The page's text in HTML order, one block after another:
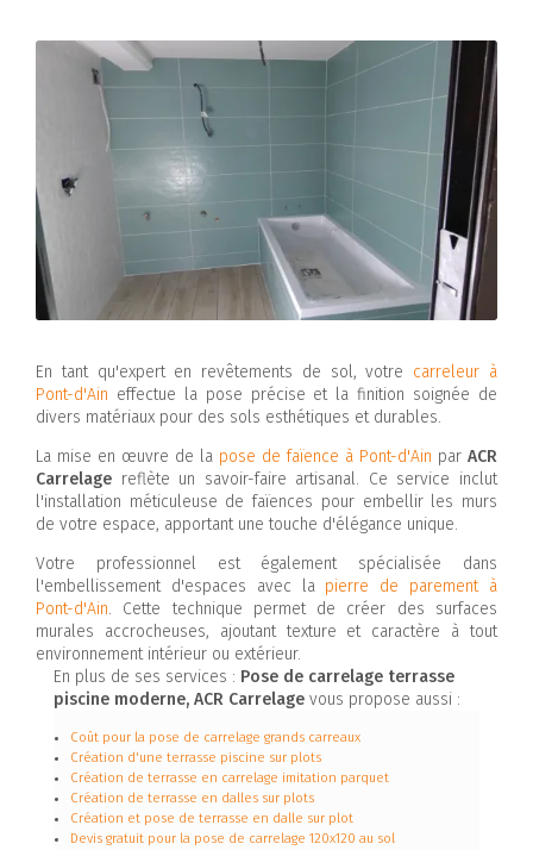
En tant qu'expert en revêtements de sol, votre carreleur à
Pont-d'Ain effectue la pose précise et la finition soignée de
divers matériaux pour des sols esthétiques et durables.
La mise en œuvre de la pose de faïence à Pont-d'Ain par ACR
Carrelage reflète un savoir-faire artisanal. Ce service inclut
l'installation méticuleuse de faïences pour embellir les murs
de votre espace, apportant une touche d'élégance unique.
Votre professionnel est également spécialisée dans
l'embellissement d'espaces avec la pierre de parement à
Pont-d'Ain. Cette technique permet de créer des surfaces
murales accrocheuses, ajoutant texture et caractère à tout
environnement intérieur ou extérieur.
En plus de ses services : Pose de carrelage terrasse
piscine moderne, ACR Carrelage vous propose aussi :
Coût pour la pose de carrelage grands carreaux
Création d'une terrasse piscine sur plots
Création de terrasse en carrelage imitation parquet
Création de terrasse en dalles sur plots
Création et pose de terrasse en dalle sur plot
Devis gratuit pour la pose de carrelage 120x120 au sol